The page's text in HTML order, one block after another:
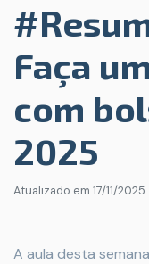
Faça
com
2025
Atualizado em 17/11/2025
A aula desta